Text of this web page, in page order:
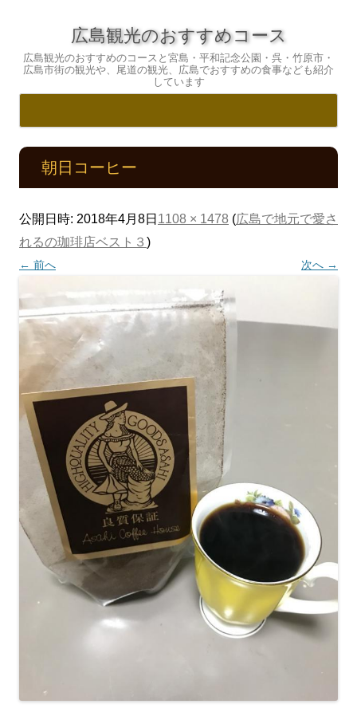
広島観光のおすすめコース
広島観光のおすすめのコースと宮島・平和記念公園・呉・竹原市・
広島市街の観光や、尾道の観光、広島でおすすめの食事なども紹介
しています
ン
へ
キ
ッ
朝日コーヒー
公開日時: 2018年4月8日 1108 × 1478 (広島で地元で愛さ
れるの珈琲店ベスト３ )
← 前へ 次へ →